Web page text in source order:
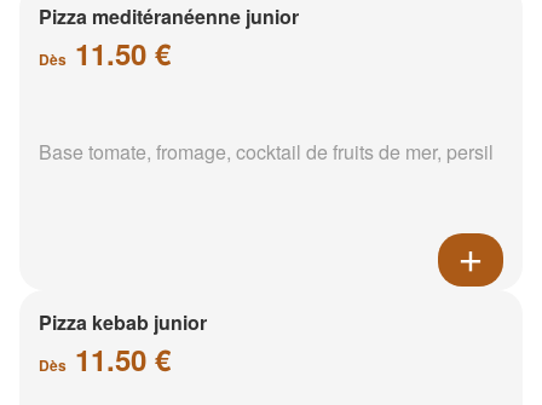
Pizza meditéranéenne junior
Dès 11.50 €
Base tomate, fromage, cocktail de fruits de mer, persil
Pizza kebab junior
Dès 11.50 €